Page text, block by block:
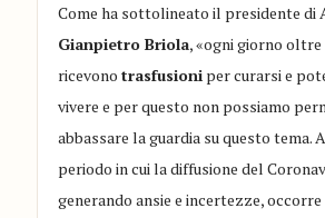
Come ha sottolineato il presidente di
Gianpietro Briola, «ogni giorno oltre
ricevonotrasfusioni per curarsi e
vivere e per questo non possiamo
abbassare la guardia su questo tema.
periodo in cui la diffusione del
generando ansie e incertezze,